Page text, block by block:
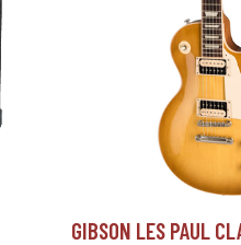
GIBSON LES PAUL